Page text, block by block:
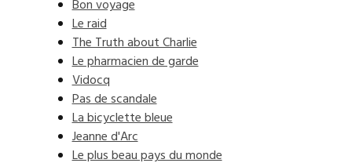
Bon voyage
Le raid
The Truth about Charlie
Le pharmacien de garde
Vidocq
Pas de scandale
La bicyclette bleue
Jeanne d'Arc
Le plus beau pays du monde